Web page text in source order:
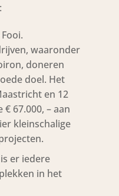
waaronder
doneren
doel. Het
en 12
67.000, – aan
kleinschalige
er iedere
in het